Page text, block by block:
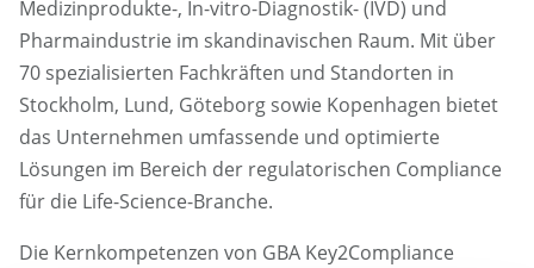
Medizinprodukte-, In-vitro-Diagnostik- (IVD) und
Pharmaindustrie im skandinavischen Raum. Mit über
70 spezialisierten Fachkräften und Standorten in
Stockholm, Lund, Göteborg sowie Kopenhagen bietet
das Unternehmen umfassende und optimierte
Lösungen im Bereich der regulatorischen Compliance
für die Life-Science-Branche.
Die Kernkompetenzen von GBA Key2Compliance